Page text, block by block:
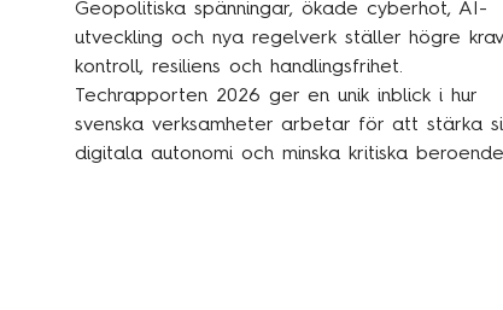
Geopolitiska spänningar, ökade cyberhot, AI-
utveckling och nya regelverk ställer högre
kontroll, resiliens och handlingsfrihet.
Techrapporten 2026 ger en unik inblick i hur
svenska verksamheter arbetar för att stärka
digitala autonomi och minska kritiska